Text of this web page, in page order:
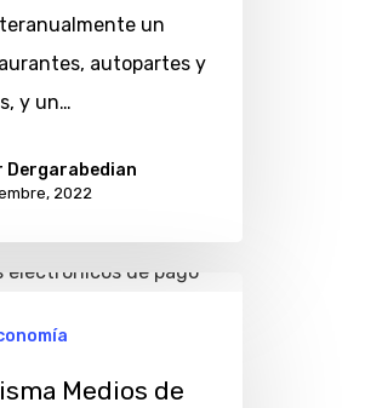
un
autopartes y
y un…
Dergarabedian
2022
Medios de